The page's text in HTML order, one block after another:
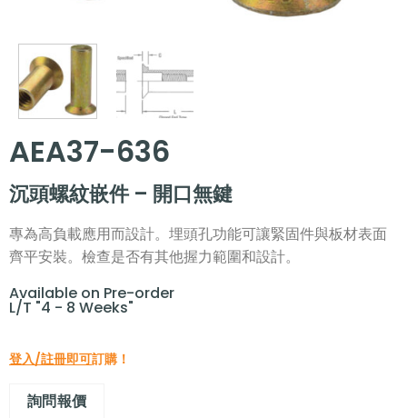
AEA37-636
沉頭螺紋嵌件 – 開口無鍵
專為高負載應用而設計。埋頭孔功能可讓緊固件與板材表面
齊平安裝。檢查是否有其他握力範圍和設計。
Available on Pre-order
L/T "4 - 8 Weeks"
登入/註冊即可訂購！
詢問報價